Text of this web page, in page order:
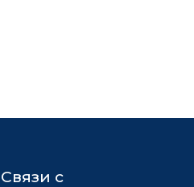
Связи с